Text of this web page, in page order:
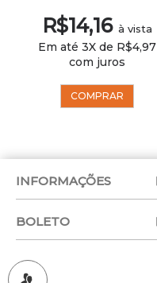
R$14,16 à vista
Em até 3X de R$4,97
com juros
COMPRAR
INFORMAÇÕES
BOLETO